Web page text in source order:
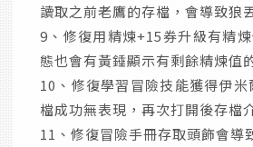
讀取之前老鷹的存檔，會導致狼
9、修復用精煉+15券升級有精
態也會有黃錘顯示有剩餘精煉值
10、修復學習冒險技能獲得伊
檔成功無表現，再次打開後存檔
11、修復冒險手冊存取頭飾會導